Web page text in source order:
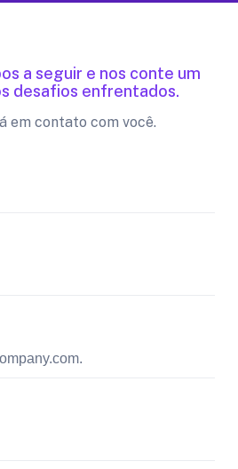
a seguir e nos conte um
desafios enfrentados.
em contato com você.